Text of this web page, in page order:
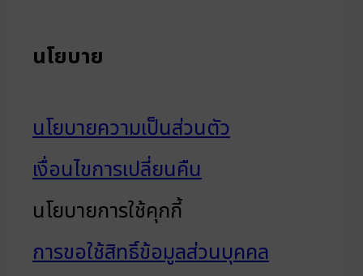
นโยบาย
นโยบายความเป็นส่วนตัว
เงื่อนไขการเปลี่ยนคืน
นโยบายการใช้คุกกี้
การขอใช้สิทธิ์ข้อมูลส่วนบุคคล